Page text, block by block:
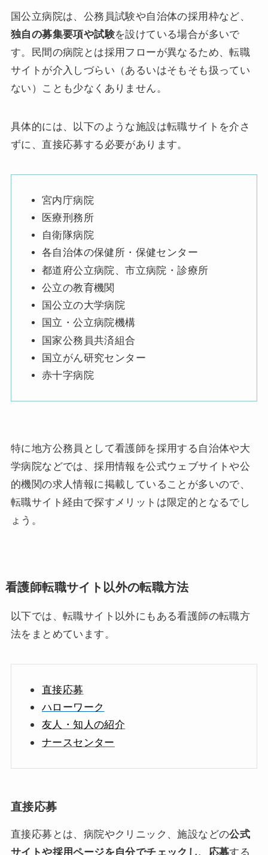
国公立病院は、公務員試験や自治体の採用枠など、
独自の募集要項や試験を設けている場合が多いで
す。民間の病院とは採用フローが異なるため、転職
サイトが介入しづらい（あるいはそもそも扱ってい
ない）ことも少なくありません。
具体的には、以下のような施設は転職サイトを介さ
ずに、直接応募する必要があります。
宮内庁病院
医療刑務所
自衛隊病院
各自治体の保健所・保健センター
都道府公立病院、市立病院・診療所
公立の教育機関
国公立の大学病院
国立・公立病院機構
国家公務員共済組合
国立がん研究センター
赤十字病院
特に地方公務員として看護師を採用する自治体や大
学病院などでは、採用情報を公式ウェブサイトや公
的機関の求人情報に掲載していることが多いので、
転職サイト経由で探すメリットは限定的となるでし
ょう。
看護師転職サイト以外の転職方法
以下では、転職サイト以外にもある看護師の転職方
法をまとめています。
直接応募
ハローワーク
友人・知人の紹介
ナースセンター
直接応募
直接応募とは、病院やクリニック、施設などの公式
サイトや採用ページを自分でチェックし、応募する